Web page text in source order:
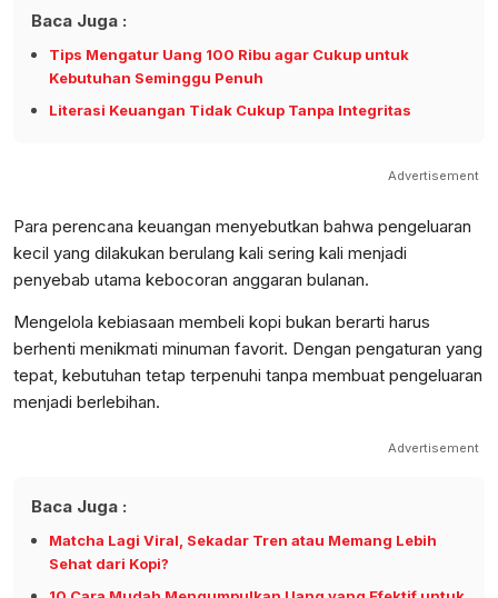
Baca Juga :
Tips Mengatur Uang 100 Ribu agar Cukup untuk
Kebutuhan Seminggu Penuh
Literasi Keuangan Tidak Cukup Tanpa Integritas
Advertisement
Para perencana keuangan menyebutkan bahwa pengeluaran
kecil yang dilakukan berulang kali sering kali menjadi
penyebab utama kebocoran anggaran bulanan.
Mengelola kebiasaan membeli kopi bukan berarti harus
berhenti menikmati minuman favorit. Dengan pengaturan yang
tepat, kebutuhan tetap terpenuhi tanpa membuat pengeluaran
menjadi berlebihan.
Advertisement
Baca Juga :
Matcha Lagi Viral, Sekadar Tren atau Memang Lebih
Sehat dari Kopi?